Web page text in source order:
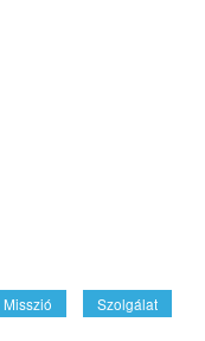
Misszió Szolgálat